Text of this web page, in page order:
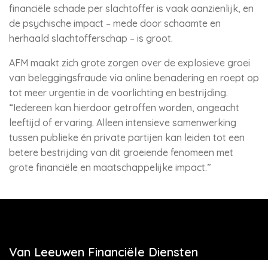
financiële schade per slachtoffer is vaak aanzienlijk, en
de psychische impact – mede door schaamte en
herhaald slachtofferschap – is groot.
AFM maakt zich grote zorgen over de explosieve groei
van beleggingsfraude via online benadering en roept op
tot meer urgentie in de voorlichting en bestrijding.
“Iedereen kan hierdoor getroffen worden, ongeacht
leeftijd of ervaring. Alleen intensieve samenwerking
tussen publieke én private partijen kan leiden tot een
betere bestrijding van dit groeiende fenomeen met
grote financiële en maatschappelijke impact.”
Van Leeuwen Financiële Diensten